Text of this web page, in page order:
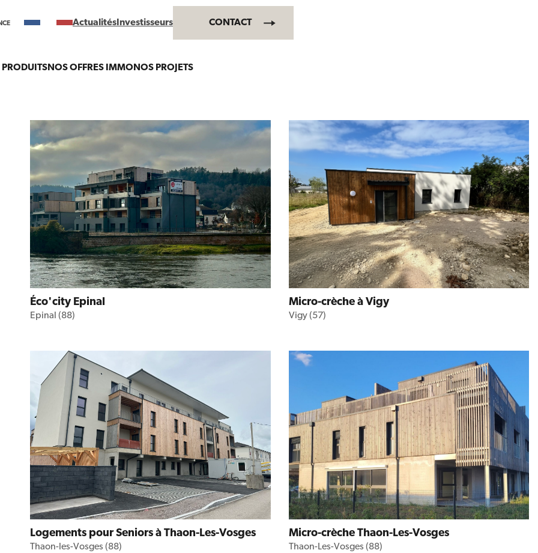
Actualités Investisseurs CONTACT
PRODUITSNOS OFFRES IMMONOS PROJETS
Éco'city Epinal
Epinal (88)
Micro-crèche à Vigy
Vigy (57)
Logements pour Seniors à Thaon-Les-Vosges
Thaon-les-Vosges (88)
Micro-crèche Thaon-Les-Vosges
Thaon-Les-Vosges (88)